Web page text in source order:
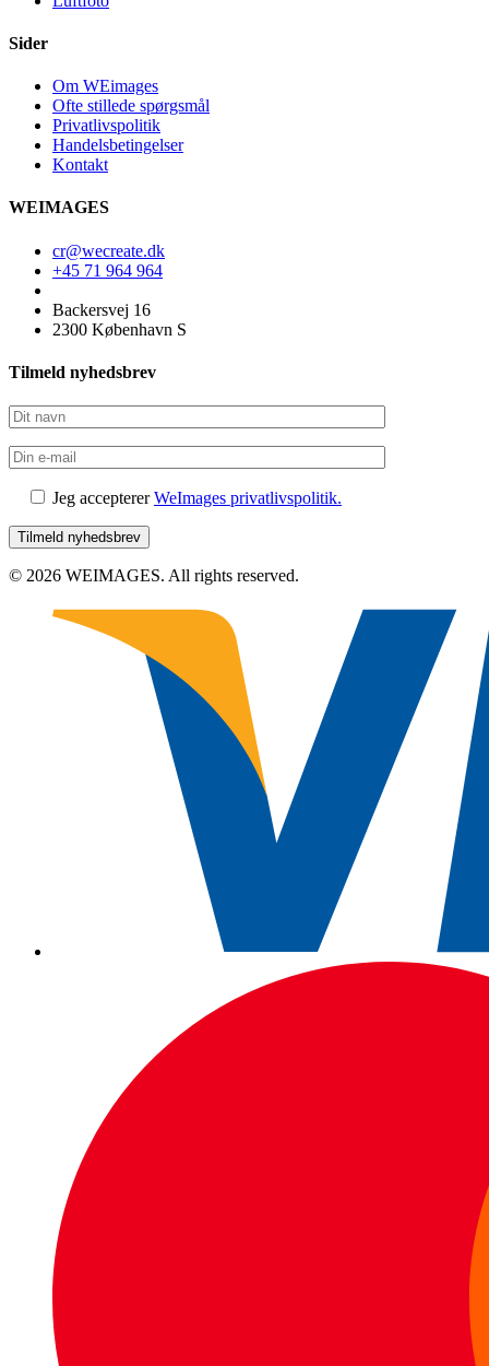
Sider
Om WEimages
Ofte stillede spørgsmål
Privatlivspolitik
Handelsbetingelser
Kontakt
WEIMAGES
cr@wecreate.dk
+45 71 964 964
Backersvej 16
2300 København S
Tilmeld nyhedsbrev
Jeg acceptererWeImages privatlivspolitik.
© 2026 WEIMAGES. All rights reserved.